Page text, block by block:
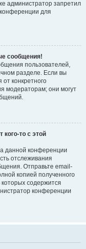
администратор запретил
для
сообщения!
пользователей,
разделе. Если вы
конкретного
модераторам; они могут
то с этой
данной конференции
отслеживания
Отправьте email-
копией полученного
которых содержится
конференции